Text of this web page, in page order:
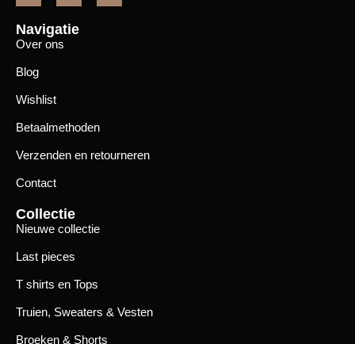
Navigatie
Over ons
Blog
Wishlist
Betaalmethoden
Verzenden en retourneren
Contact
Collectie
Nieuwe collectie
Last pieces
T shirts en Tops
Truien, Sweaters & Vesten
Broeken & Shorts